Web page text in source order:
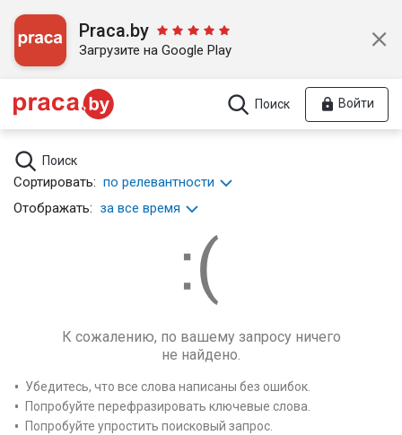
Praca.by
Загрузите на Google Play
Поиск Войти
Поиск
Сортировать: по релевантности
Отображать: за все время
К сожалению, по вашему запросу ничего
не найдено.
Убедитесь, что все слова написаны без ошибок.
Попробуйте перефразировать ключевые слова.
Попробуйте упростить поисковый запрос.